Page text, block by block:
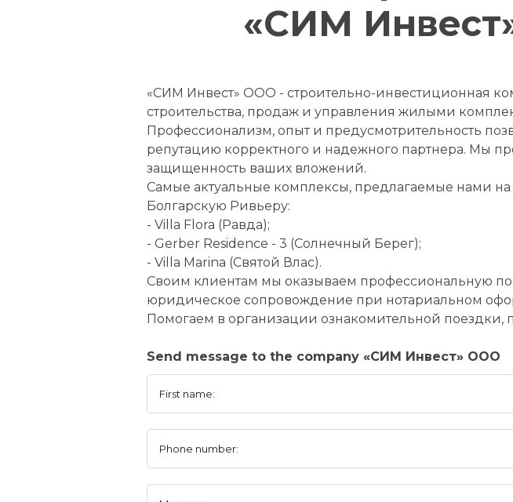
«СИМ
«СИМ Инвест» ООО - строительно-инвестиционная
строительства, продаж и управления жилыми
Профессионализм, опыт и предусмотрительность
репутацию корректного и надежного партнера. Мы
защищенность ваших вложений.
Самые актуальные комплексы, предлагаемые нами
Болгарскую Ривьеру:
- Villa Flora (Равда);
- Gerber Residence - 3 (Солнечный Берег);
- Villa Marina (Святой Влас).
Своим клиентам мы оказываем профессиональную
юридическое сопровождение при нотариальном
Помогаем в организации ознакомительной поездки,
Send message to the company «СИМ Инвест» ООО
First name:
Phone number: